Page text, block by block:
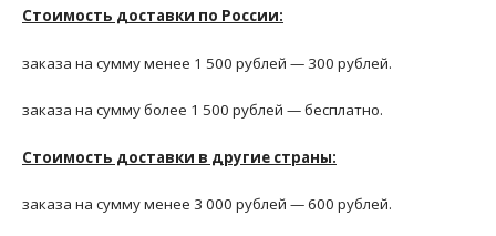
Стоимость доставки по России:
заказа на сумму менее 1 500 рублей — 300 рублей.
заказа на сумму более 1 500 рублей — бесплатно.
Стоимость доставки в другие страны:
заказа на сумму менее 3 000 рублей — 600 рублей.